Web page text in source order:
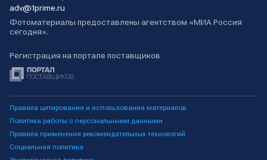
adv@1prime.ru
Фотоматериалы предоставлены агентством «МИА Россия
сегодня».
Регистрация на портале поставщиков
Правила цитирования и использования материалов
Политика работы с персональными данными
Правила применения рекомендательных технологий
Социальная политика